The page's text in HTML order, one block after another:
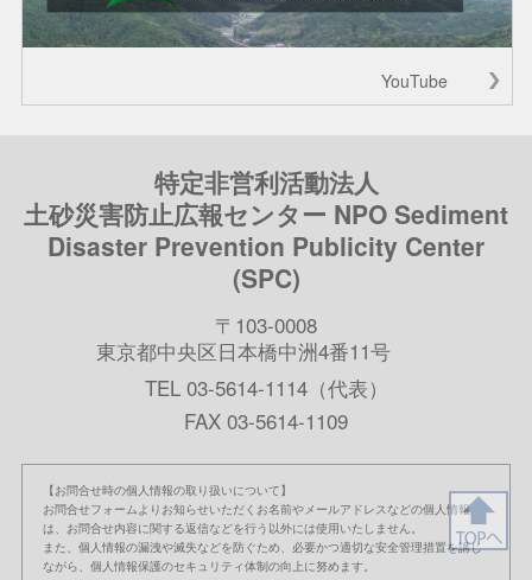
YouTube
特定非営利活動法人
土砂災害防止広報センター NPO Sediment
Disaster Prevention Publicity Center
(SPC)
〒103-0008
東京都中央区日本橋中洲4番11号
TEL 03-5614-1114（代表）
FAX 03-5614-1109
【お問合せ時の個人情報の取り扱いについて】
お問合せフォームよりお知らせいただくお名前やメールアドレスなどの個人情報
は、お問合せ内容に関する返信などを行う以外には使用いたしません。
また、個人情報の漏洩や滅失などを防ぐため、必要かつ適切な安全管理措置を講じ
ながら、個人情報保護のセキュリティ体制の向上に努めます。